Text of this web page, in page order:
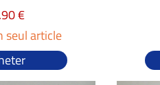
€
seul article